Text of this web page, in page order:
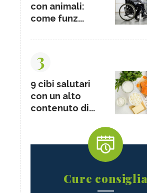
con animali:
come funz...
3
9 cibi salutari
con un alto
contenuto di...
Cure consiglia